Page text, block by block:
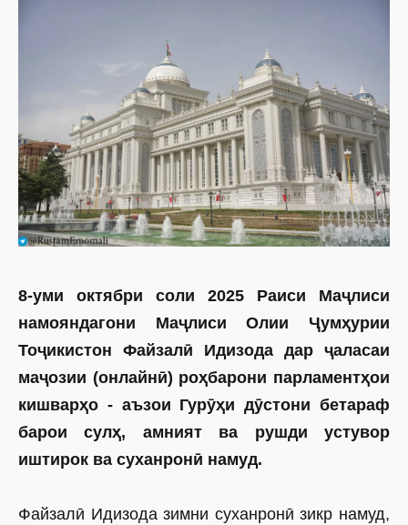
8-уми октябри соли 2025 Раиси Маҷлиси
намояндагони Маҷлиси Олии Ҷумҳурии
Тоҷикистон Файзалӣ Идизода дар ҷаласаи
маҷозии (онлайнӣ) роҳбарони парламентҳои
кишварҳо - аъзои Гурӯҳи дӯс­тони бетараф
барои сулҳ, амният ва рушди устувор
иштирок ва суханронӣ намуд.
Файзалӣ Идизода зимни суханронӣ зикр намуд,